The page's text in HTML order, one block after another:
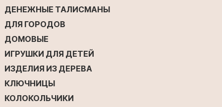
ДЕНЕЖНЫЕ ТАЛИСМАНЫ
ДЛЯ ГОРОДОВ
ДОМОВЫЕ
ИГРУШКИ ДЛЯ ДЕТЕЙ
ИЗДЕЛИЯ ИЗ ДЕРЕВА
КЛЮЧНИЦЫ
КОЛОКОЛЬЧИКИ